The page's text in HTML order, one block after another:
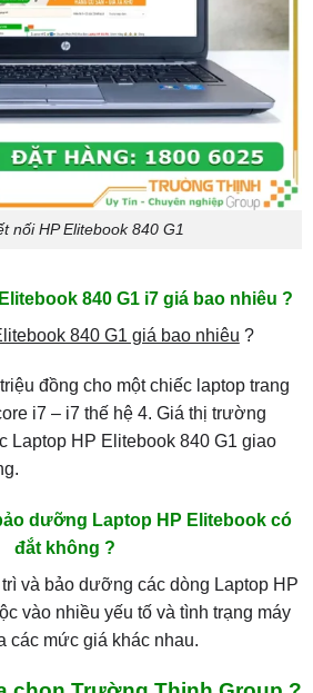
nối HP Elitebook 840 G1
840 G1 i7 giá bao nhiêu ?
840 G1 giá bao nhiêu ?
đồng cho một chiếc laptop trang
i7 – i7 thế hệ 4. Giá thị trường
Laptop HP Elitebook 840 G1 giao
dưỡng Laptop HP Elitebook có
đắt không ?
và bảo dưỡng các dòng Laptop HP
vào nhiều yếu tố và tình trạng máy
các mức giá khác nhau.